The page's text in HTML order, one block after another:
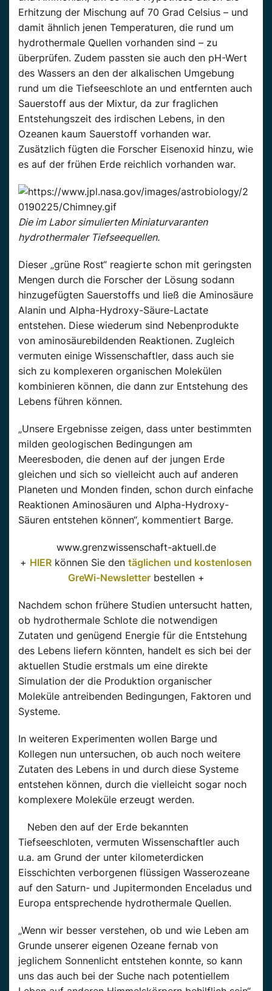
Erhitzung der Mischung auf 70 Grad Celsius – und
damit ähnlich jenen Temperaturen, die rund um
hydrothermale Quellen vorhanden sind – zu
überprüfen. Zudem passten sie auch den pH-Wert
des Wassers an den der alkalischen Umgebung
rund um die Tiefseeschlote an und entfernten auch
Sauerstoff aus der Mixtur, da zur fraglichen
Entstehungszeit des irdischen Lebens, in den
Ozeanen kaum Sauerstoff vorhanden war.
Zusätzlich fügten die Forscher Eisenoxid hinzu, wie
es auf der frühen Erde reichlich vorhanden war.
Die im Labor simulierten Miniaturvaranten
hydrothermaler Tiefseequellen.
Dieser „grüne Rost“ reagierte schon mit geringsten
Mengen durch die Forscher der Lösung sodann
hinzugefügten Sauerstoffs und ließ die Aminosäure
Alanin und Alpha-Hydroxy-Säure-Lactate
entstehen. Diese wiederum sind Nebenprodukte
von aminosäurebildenden Reaktionen. Zugleich
vermuten einige Wissenschaftler, dass auch sie
sich zu komplexeren organischen Molekülen
kombinieren können, die dann zur Entstehung des
Lebens führen können.
„Unsere Ergebnisse zeigen, dass unter bestimmten
milden geologischen Bedingungen am
Meeresboden, die denen auf der jungen Erde
gleichen und sich so vielleicht auch auf anderen
Planeten und Monden finden, schon durch einfache
Reaktionen Aminosäuren und Alpha-Hydroxy-
Säuren entstehen können“, kommentiert Barge.
www.grenzwissenschaft-aktuell.de
+ HIER können Sie den täglichen und kostenlosen
GreWi-Newsletterbestellen +
Nachdem schon frühere Studien untersucht hatten,
ob hydrothermale Schlote die notwendigen
Zutaten und genügend Energie für die Entstehung
des Lebens liefern könnten, handelt es sich bei der
aktuellen Studie erstmals um eine direkte
Simulation der die Produktion organischer
Moleküle antreibenden Bedingungen, Faktoren und
Systeme.
In weiteren Experimenten wollen Barge und
Kollegen nun untersuchen, ob auch noch weitere
Zutaten des Lebens in und durch diese Systeme
entstehen können, durch die vielleicht sogar noch
komplexere Moleküle erzeugt werden.
Neben den auf der Erde bekannten
Tiefseeschloten, vermuten Wissenschaftler auch
u.a. am Grund der unter kilometerdicken
Eisschichten verborgenen flüssigen Wasserozeane
auf den Saturn- und Jupitermonden Enceladus und
Europa entsprechende hydrothermale Quellen.
„Wenn wir besser verstehen, ob und wie Leben am
Grunde unserer eigenen Ozeane fernab von
jeglichem Sonnenlicht entstehen konnte, so kann
uns das auch bei der Suche nach potentiellem